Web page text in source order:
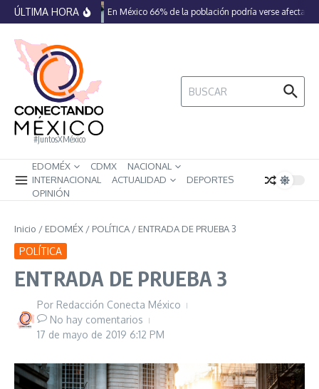
Saltar al contenido
ÚLTIMA HORA En México 66% de la población podría verse afectada
#JuntosXMéxico
Buscar:
EDOMÉX CDMX
NACIONAL
INTERNACIONAL
ACTUALIDAD
DEPORTES
OPINIÓN
Inicio / EDOMÉX / POLÍTICA / ENTRADA DE PRUEBA 3
POLÍTICA
ENTRADA DE PRUEBA 3
Por Redacción Conecta México
No hay comentarios
17 de mayo de 2019 6:12 PM